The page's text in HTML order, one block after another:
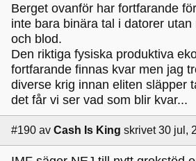
Berget ovanför har fortfarande
inte bara binära tal i datorer
och blod.
Den riktiga fysiska produktiva
fortfarande finnas kvar men jag
diverse krig innan eliten släpper
det får vi ser vad som blir kvar...
#190 av Cash Is King skrivet 30 jul,